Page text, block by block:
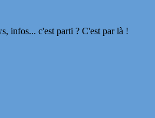
infos... c'est parti ? C'est par là !